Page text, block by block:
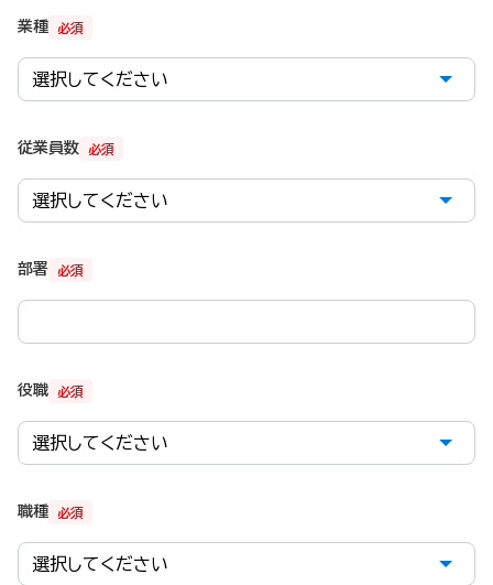
必須
業種
必須
従業員数
必須
部署
必須
役職
必須
職種